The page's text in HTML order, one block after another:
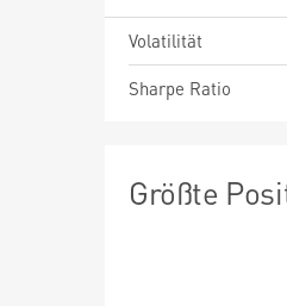
Volatilität
Sharpe Ratio
Größte